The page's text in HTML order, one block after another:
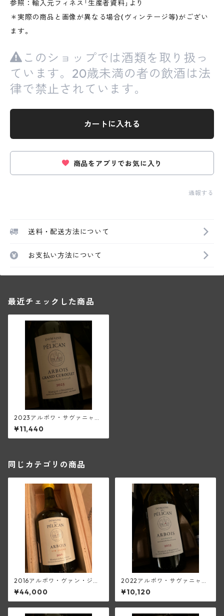
参照：輸入元フィネス｢生産者資料｣より
＊実際の商品と画像が異なる場合(ヴィンテージ等)がござい
ます。
このショップでは酒類を取り扱っ
ています。20歳未満の者の飲酒は法
律で禁止されています。
カートに入れる
商品をアプリでお気に入り
通報する
送料・配送方法について
お支払い方法について
最近チェックした商品
2023アルボワ・サヴァニャ
ン・グラン・キュルレ・ウイ
エ(ペリカン)
¥11,440
同じカテゴリの商品
2016アルボワ・ヴァン・ジョ
ーヌ(ペリカン)
¥44,000
2022アルボワ・サヴァニャ
ン・マセラシオン・ペリキュ
レール(ペリカン)
¥10,120